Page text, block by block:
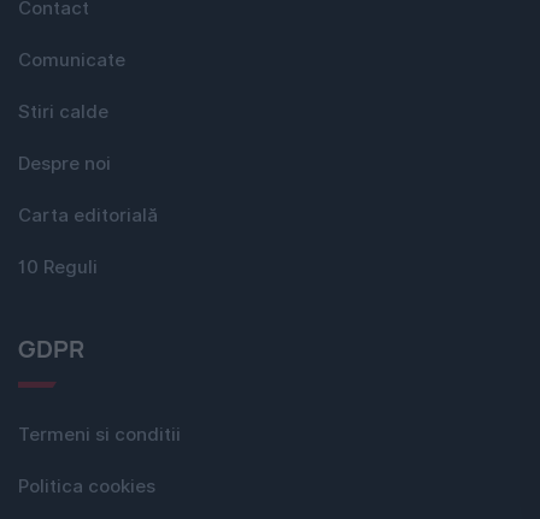
Contact
Comunicate
Stiri calde
Despre noi
Carta editorială
10 Reguli
GDPR
Termeni si conditii
Politica cookies